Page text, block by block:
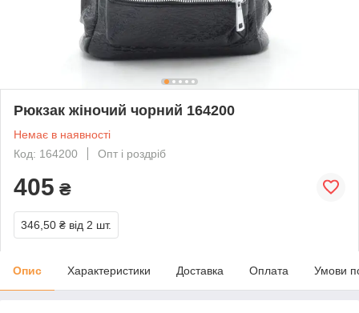
Рюкзак жіночий чорний 164200
Немає в наявності
Код: 164200
Опт і роздріб
405 ₴
346,50 ₴ від 2 шт.
Опис Характеристики Доставка Оплата Умови